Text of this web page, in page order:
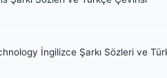
İngilizce Şarkı Sözleri ve